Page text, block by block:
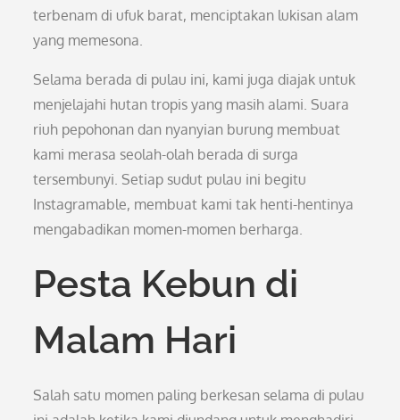
terbenam di ufuk barat, menciptakan lukisan alam
yang memesona.
Selama berada di pulau ini, kami juga diajak untuk
menjelajahi hutan tropis yang masih alami. Suara
riuh pepohonan dan nyanyian burung membuat
kami merasa seolah-olah berada di surga
tersembunyi. Setiap sudut pulau ini begitu
Instagramable, membuat kami tak henti-hentinya
mengabadikan momen-momen berharga.
Pesta Kebun di
Malam Hari
Salah satu momen paling berkesan selama di pulau